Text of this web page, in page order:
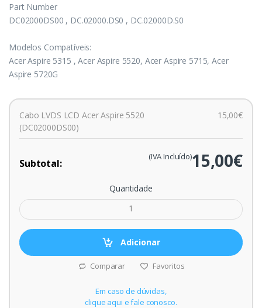
Part Number
DC02000DS00 , DC.02000.DS0 , DC.02000D.S0
Modelos Compatíveis:
Acer Aspire 5315 , Acer Aspire 5520, Acer Aspire 5715, Acer
Aspire 5720G
Cabo LVDS LCD Acer Aspire 5520
(DC02000DS00)
15,00€
Subtotal: 15,00€
(IVA Incluído)
Quantidade
Adicionar
Comparar Favoritos
Em caso de dúvidas,
clique aqui e fale conosco.